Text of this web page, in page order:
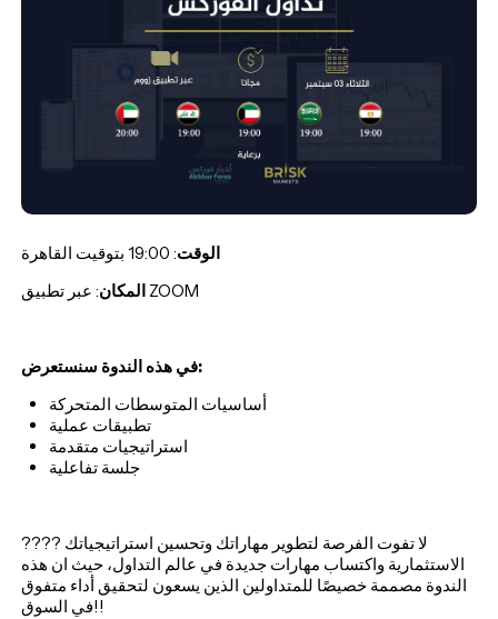
الوقت: 19:00 بتوقيت القاهرة
المكان : عبر تطبيق ZOOM
في هذه الندوة سنستعرض:
أساسيات المتوسطات المتحركة
تطبيقات عملية
استراتيجيات متقدمة
جلسة تفاعلية
???? لا تفوت الفرصة لتطوير مهاراتك وتحسين استراتيجياتك
الاستثمارية واكتساب مهارات جديدة في عالم التداول، حيث ان هذه
الندوة مصممة خصيصًا للمتداولين الذين يسعون لتحقيق أداء متفوق
في السوق!!